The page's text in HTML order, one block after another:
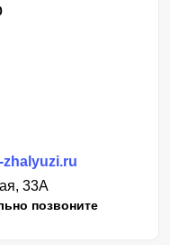
33А
позвоните